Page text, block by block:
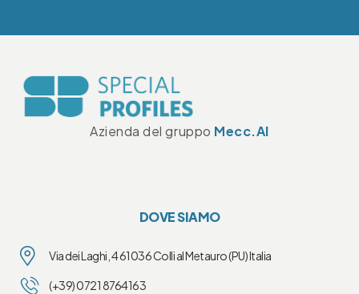
Azienda del gruppo Mecc.Al
DOVE SIAMO
Via dei Laghi, 4 61036 Colli al Metauro (PU) Italia
(+39) 0721 8764163